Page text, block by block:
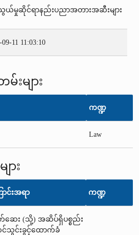
မှုဆိုင်ရာနည်းပညာအတားအဆီးများ
09-11 11:03:10
းများ
ကဏ္ဍ
Law
ား
င်းအရာ ကဏ္ဍ
ဆေး (သို့) အဆိပ်ရှိပစ္စည်း
င်သွင်းခွင့်ထောက်ခံ